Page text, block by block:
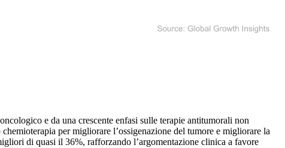
e da una crescente enfasi sulle terapie antitumorali non
per migliorare l’ossigenazione del tumore e migliorare la
di quasi il 36%, rafforzando l’argomentazione clinica a favore